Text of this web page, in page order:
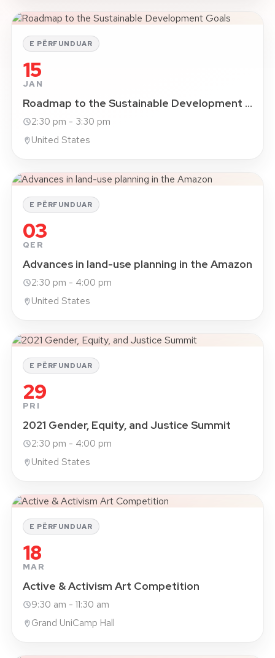
E PËRFUNDUAR
15
JAN
Roadmap to the Sustainable Development Goals
2:30 pm - 3:30 pm
United States
E PËRFUNDUAR
03
QER
Advances in land-use planning in the Amazon
2:30 pm - 4:00 pm
United States
E PËRFUNDUAR
29
PRI
2021 Gender, Equity, and Justice Summit
2:30 pm - 4:00 pm
United States
E PËRFUNDUAR
18
MAR
Active & Activism Art Competition
9:30 am - 11:30 am
Grand UniCamp Hall